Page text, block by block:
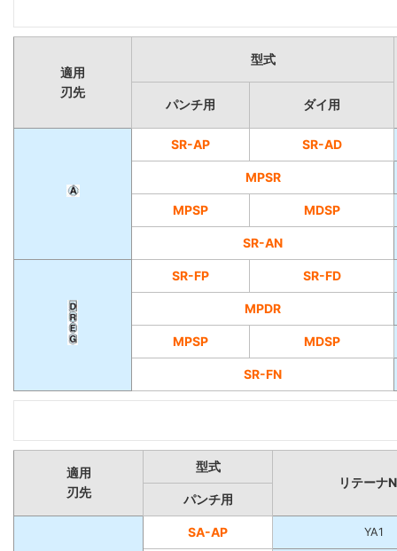
適用
刃先
型式
パンチ用 ダイ用
SR-AP SR-AD
MPSR
MPSP MDSP
SR-AN
SR-FP SR-FD
MPDR
MPSP MDSP
SR-FN
適用
刃先
型式
リテーナ
パンチ用
SA-AP YA1